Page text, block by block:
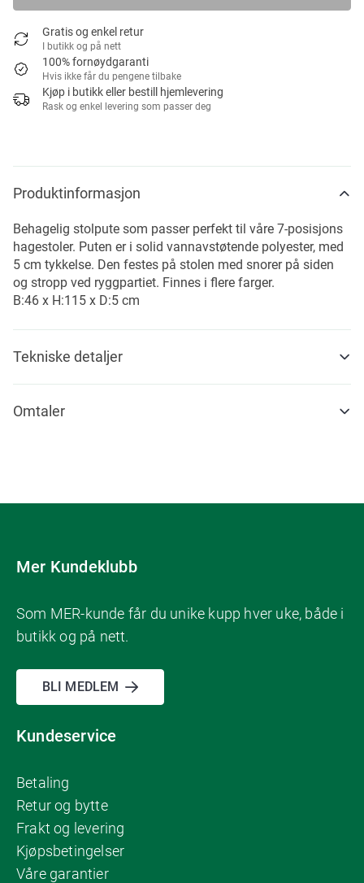
Gratis og enkel retur
I butikk og på nett
100% fornøydgaranti
Hvis ikke får du pengene tilbake
Kjøp i butikk eller bestill hjemlevering
Rask og enkel levering som passer deg
Produktinformasjon
Behagelig stolpute som passer perfekt til våre 7-posisjons
hagestoler. Puten er i solid vannavstøtende polyester, med
5 cm tykkelse. Den festes på stolen med snorer på siden
og stropp ved ryggpartiet. Finnes i flere farger.
B:46 x H:115 x D:5 cm
Tekniske detaljer
Omtaler
Mer Kundeklubb
Som MER-kunde får du unike kupp hver uke, både i
butikk og på nett.
BLI MEDLEM
Kundeservice
Betaling
Retur og bytte
Frakt og levering
Kjøpsbetingelser
Våre garantier